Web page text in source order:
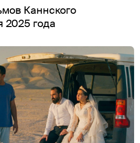
Каннского
2025 года